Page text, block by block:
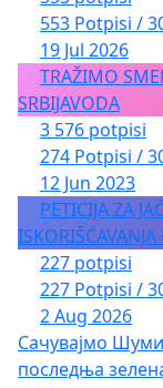
553 Potpisi /
19 Jul 2026
TRAŽIMO
SRBIJAVODA
3 576 potpisi
274 Potpisi /
12 Jun 2023
PETICIJA ZA
227 potpisi
227 Potpisi /
2 Aug 2026
Сачувајмо
последња